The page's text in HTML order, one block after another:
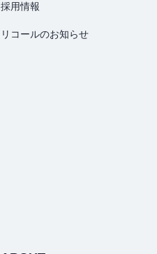
採用情報
リコールのお知らせ